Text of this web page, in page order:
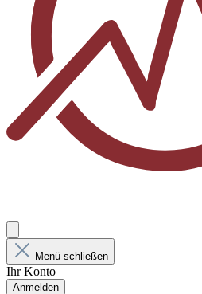
Menü schließen
Ihr Konto
Anmelden